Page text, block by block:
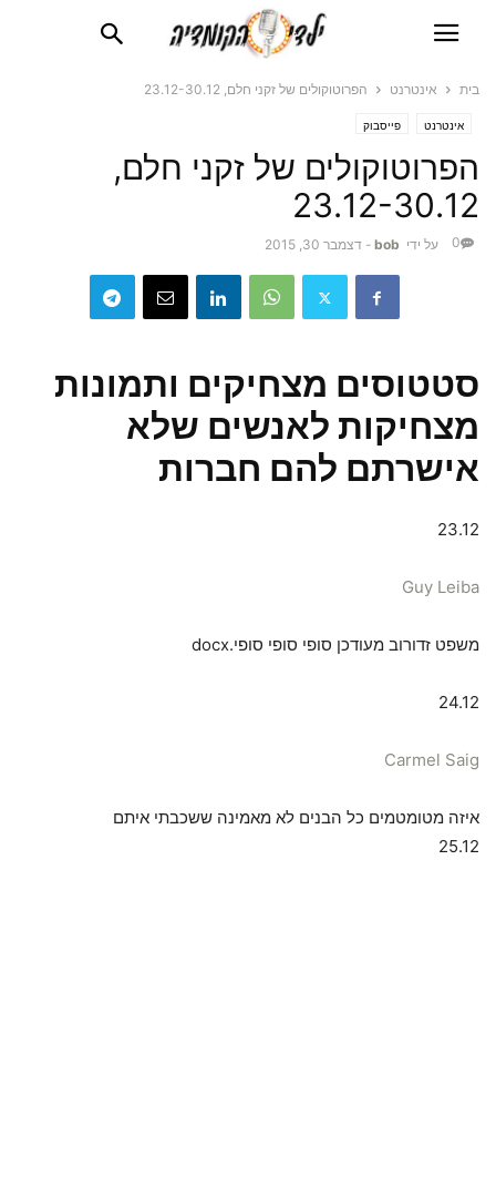
בית אינטרנט הפרוטוקולים של זקני חלם, 23.12-30.12
אינטרנט פייסבוק
הפרוטוקולים של זקני חלם,
23.12-30.12
על ידי bob
- דצמבר 30, 2015 0
סטטוסים מצחיקים ותמונות
מצחיקות לאנשים שלא
אישרתם להם חברות
23.12
Guy Leiba
משפט זדורוב מעודכן סופי סופי סופי.docx
24.12
Carmel Saig
איזה מטומטמים כל הבנים לא מאמינה ששכבתי איתם
25.12